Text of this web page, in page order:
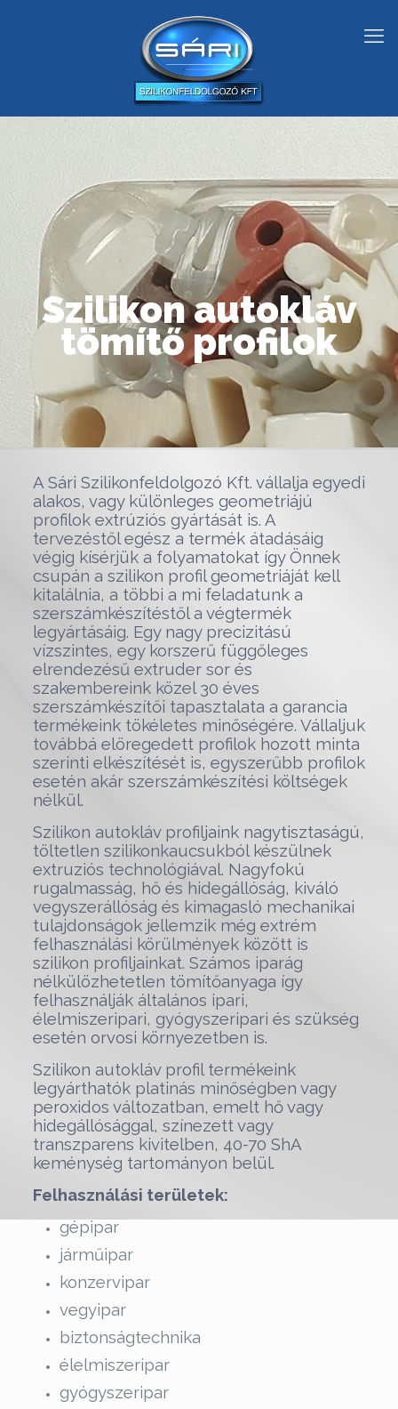
Szilikon autokláv
tömítő profilok
A Sári Szilikonfeldolgozó Kft. vállalja egyedi
alakos, vagy különleges geometriájú
profilok extrúziós gyártását is. A
tervezéstől egész a termék átadásáig
végig kísérjük a folyamatokat így Önnek
csupán a szilikon profil geometriáját kell
kitalálnia, a többi a mi feladatunk a
szerszámkészítéstől a végtermék
legyártásáig. Egy nagy precizitású
vízszintes, egy korszerű függőleges
elrendezésű extruder sor és
szakembereink közel 30 éves
szerszámkészítői tapasztalata a garancia
termékeink tökéletes minőségére. Vállaljuk
továbbá elöregedett profilok hozott minta
szerinti elkészítését is, egyszerűbb profilok
esetén akár szerszámkészítési költségek
nélkül.
Szilikon autokláv profiljaink nagytisztaságú,
töltetlen szilikonkaucsukból készülnek
extruziós technológiával. Nagyfokú
rugalmasság, hő és hidegállóság, kiváló
vegyszerállóság és kimagasló mechanikai
tulajdonságok jellemzik még extrém
felhasználási körülmények között is
szilikon profiljainkat. Számos iparág
nélkülözhetetlen tömítőanyaga így
felhasználják általános ipari,
élelmiszeripari, gyógyszeripari és szükség
esetén orvosi környezetben is.
Szilikon autokláv profil termékeink
legyárthatók platinás minőségben vagy
peroxidos változatban, emelt hő vagy
hidegállósággal, színezett vagy
transzparens kivitelben, 40-70 ShA
keménység tartományon belül.
Felhasználási területek:
gépipar
járműipar
konzervipar
vegyipar
biztonságtechnika
élelmiszeripar
gyógyszeripar